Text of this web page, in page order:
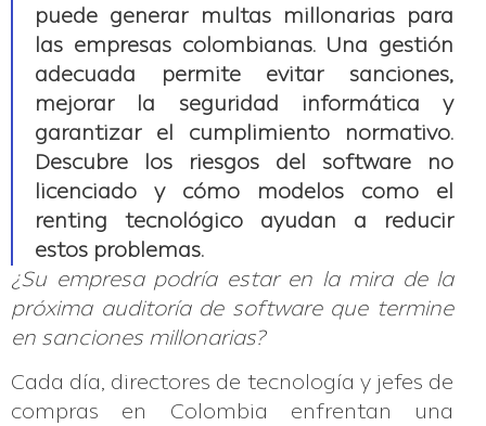
puede generar multas millonarias para
las empresas colombianas. Una gestión
adecuada permite evitar sanciones,
mejorar la seguridad informática y
garantizar el cumplimiento normativo.
Descubre los riesgos del software no
licenciado y cómo modelos como el
renting tecnológico ayudan a reducir
estos problemas.
¿Su empresa podría estar en la mira de la
próxima auditoría de software que termine
en sanciones millonarias?
Cada día, directores de tecnología y jefes de
compras en Colombia enfrentan una